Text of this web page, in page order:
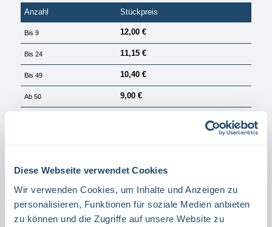
Diese Webseite verwendet Cookies
Wir verwenden Cookies, um Inhalte und Anzeigen zu
personalisieren, Funktionen für soziale Medien anbieten
zu können und die Zugriffe auf unsere Website zu
Anzahl Stückpreis
Bis9 12,00 €
Bis24 11,15 €
Bis49 10,40 €
Ab50 9,00 €
(DIESE OPTION IST ZURZEIT NICHT VERFÜGBAR.)
(DIESE OPTION IST ZURZEIT
30 X 15 CM
Materialauswählen